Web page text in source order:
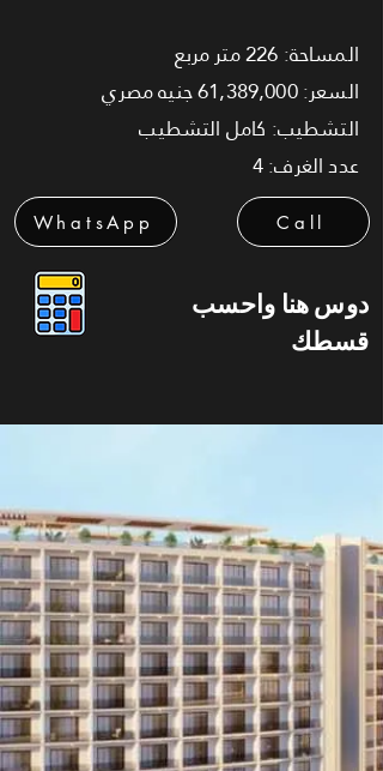
المساحة: 226 متر مربع
السعر: 61,389,000 جنيه مصري
التشطيب: كامل التشطيب
عدد الغرف: 4
WhatsApp Call
دوس هنا واحسب
قسطك